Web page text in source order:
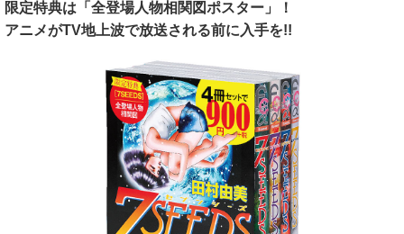
限定特典は「全登場人物相関図ポスター」！
アニメがTV地上波で放送される前に入手を!!